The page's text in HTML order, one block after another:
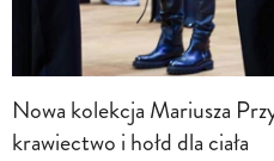
Nowa kolekcja Mariusza
krawiectwo i hołd dla ciała